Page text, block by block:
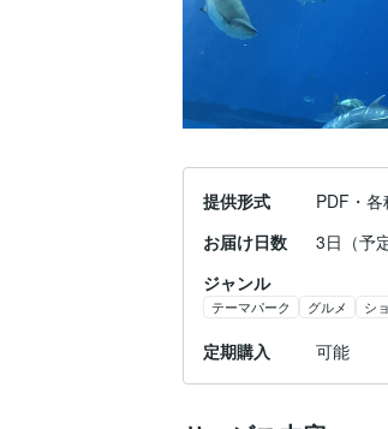
提供形式
PDF・
お届け日数
3日（予定
ジャンル
テーマパーク グルメ シ
定期購入 可能